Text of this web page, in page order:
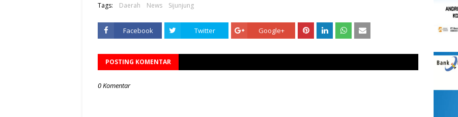
Tags: Daerah News Sijunjung
Facebook Twitter Google+
POSTING KOMENTAR
0 Komentar